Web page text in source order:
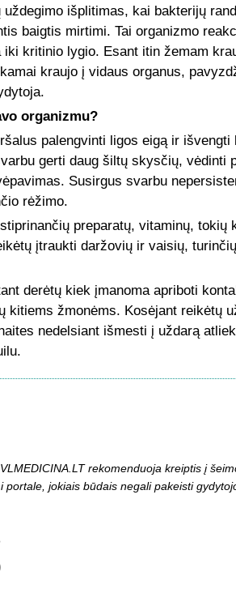
išplitimas, kai bakterijų
baigtis mirtimi. Tai organizmo
kritinio lygio. Esant itin žemam
kraujo į vidaus organus,
organizmu?
palengvinti ligos eigą ir
gerti daug šiltų skysčių, vėdinti
Susirgus svarbu
rėžimo.
preparatų, vitaminų, tokių
įtraukti daržovių ir vaisių,
derėtų kiek įmanoma apriboti
kitiems žmonėms. Kosėjant reikėtų
nedelsiant išmesti į uždarą
rekomenduoja kreiptis į
jokiais būdais negali pakeisti